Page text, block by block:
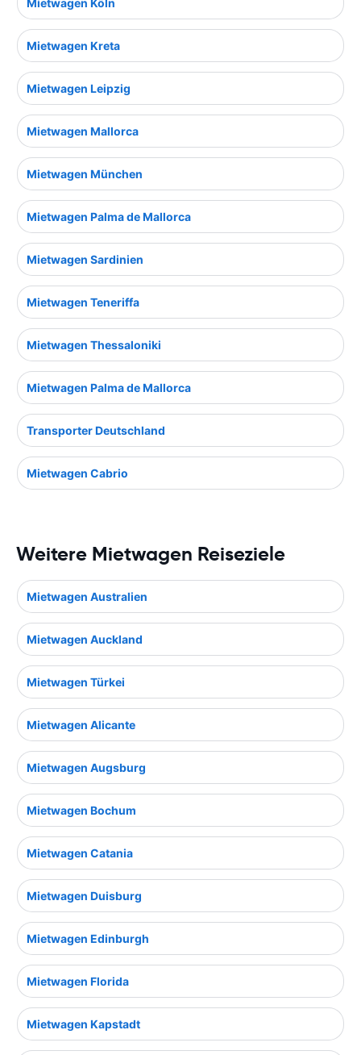
Mietwagen Köln
Mietwagen Kreta
Mietwagen Leipzig
Mietwagen Mallorca
Mietwagen München
Mietwagen Palma de Mallorca
Mietwagen Sardinien
Mietwagen Teneriffa
Mietwagen Thessaloniki
Mietwagen Palma de Mallorca
Transporter Deutschland
Mietwagen Cabrio
Weitere Mietwagen Reiseziele
Mietwagen Australien
Mietwagen Auckland
Mietwagen Türkei
Mietwagen Alicante
Mietwagen Augsburg
Mietwagen Bochum
Mietwagen Catania
Mietwagen Duisburg
Mietwagen Edinburgh
Mietwagen Florida
Mietwagen Kapstadt